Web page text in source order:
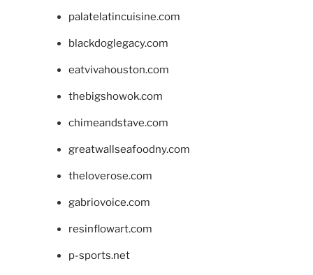
palatelatincuisine.com
blackdoglegacy.com
eatvivahouston.com
thebigshowok.com
chimeandstave.com
greatwallseafoodny.com
theloverose.com
gabriovoice.com
resinflowart.com
p-sports.net